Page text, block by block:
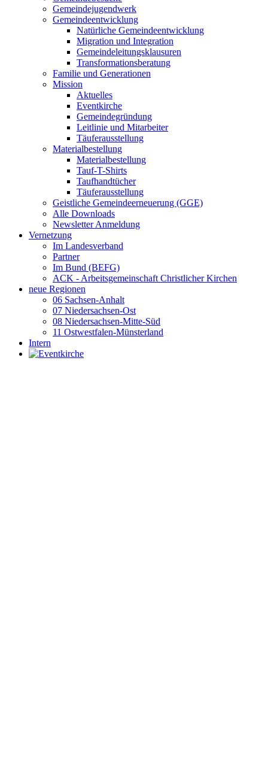
Gemeindejugendwerk
Gemeindeentwicklung
Natürliche Gemeindeentwicklung
Migration und Integration
Gemeindeleitungsklausuren
Transformationsberatung
Familie und Generationen
Mission
Aktuelles
Eventkirche
Gemeindegründung
Leitlinie und Mitarbeiter
Täuferausstellung
Materialbestellung
Materialbestellung
Tauf-T-Shirts
Taufhandtücher
Täuferausstellung
Geistliche Gemeindeerneuerung (GGE)
Alle Downloads
Newsletter Anmeldung
Vernetzung
Im Landesverband
Partner
Im Bund (BEFG)
ACK - Arbeitsgemeinschaft Christlicher Kirchen
neue Regionen
06 Sachsen-Anhalt
07 Niedersachsen-Ost
08 Niedersachsen-Mitte-Süd
11 Ostwestfalen-Münsterland
Intern